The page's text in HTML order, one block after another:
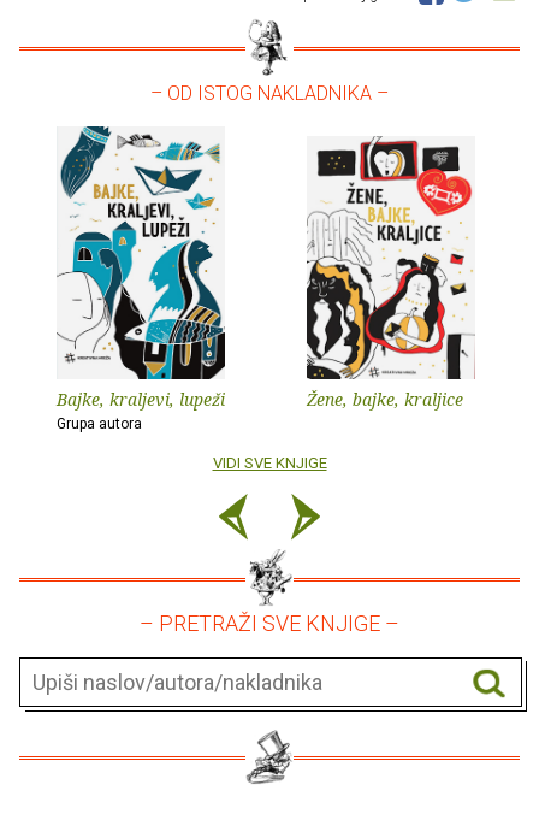
– OD ISTOG NAKLADNIKA –
Bajke, kraljevi, lupeži
Grupa autora
Žene, bajke, kraljice
VIDI SVE KNJIGE
– PRETRAŽI SVE KNJIGE –